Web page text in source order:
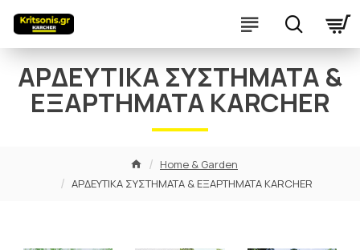
Home & Garden
ΑΡΔΕΥΤΙΚΑ ΣΥΣΤΗΜΑΤΑ & ΕΞΑΡΤΗΜΑΤΑ KARCHER
ΑΡΔΕΥΤΙΚΑ ΣΥΣΤΗΜΑΤΑ &
ΕΞΑΡΤΗΜΑΤΑ KARCHER